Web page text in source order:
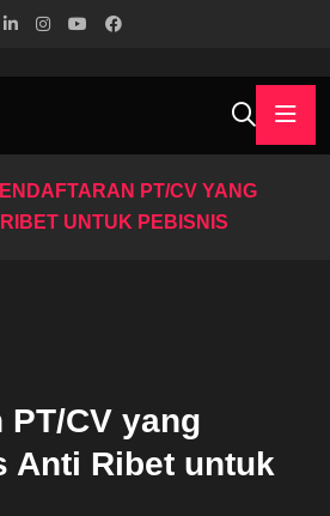
PT/CV YANG
UNTUK PEBISNIS
CV yang
Anti Ribet untuk